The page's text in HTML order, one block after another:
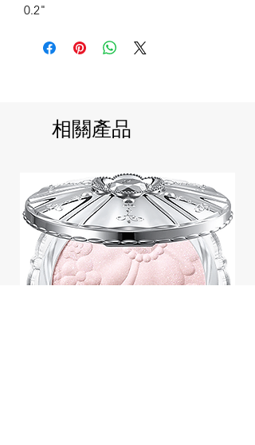
0.2"
相關產品